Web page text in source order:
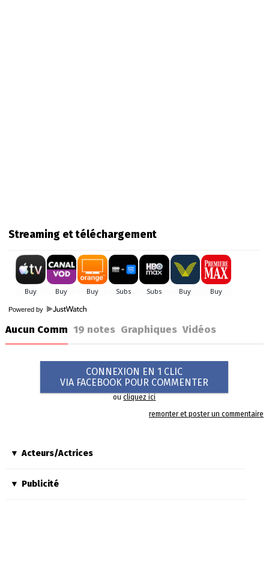
Streaming et téléchargement
Powered by
Aucun Comm 19 notes Graphiques Vidéos
CONNEXION EN 1 CLIC
VIA FACEBOOK POUR COMMENTER
oucliquez ici
remonter et poster un commentaire
Acteurs/Actrices
Publicité